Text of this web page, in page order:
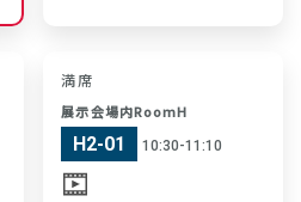
満席
展示会場内RoomH
H2-01 10:30-11:10